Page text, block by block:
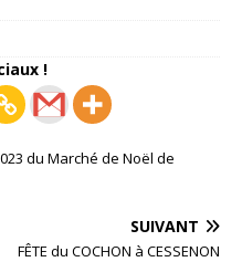
!
du Marché de Noël de
SUIVANT
FÊTE du COCHON à CESSENON